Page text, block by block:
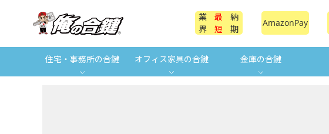
業
界
最
短
納
期
AmazonPay
住宅・事務所の合鍵 オフィス家具の合鍵 金庫の合鍵